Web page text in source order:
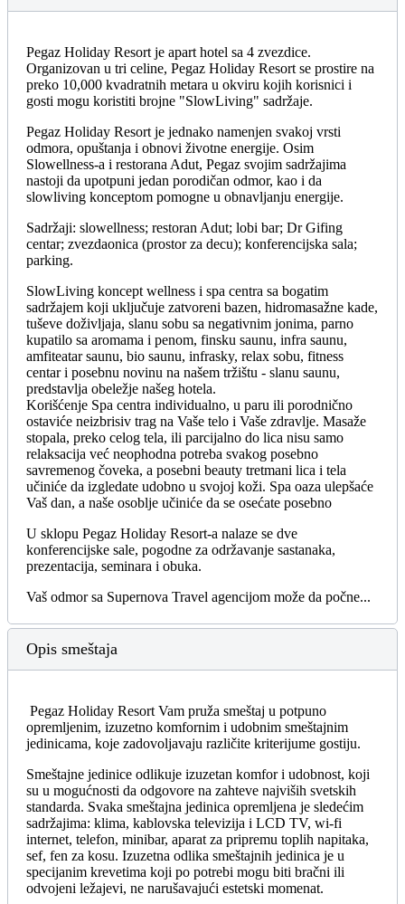
Pegaz Holiday Resort je apart hotel sa 4 zvezdice.
Organizovan u tri celine, Pegaz Holiday Resort se prostire na
preko 10,000 kvadratnih metara u okviru kojih korisnici i
gosti mogu koristiti brojne "SlowLiving" sadržaje.
Pegaz Holiday Resort je jednako namenjen svakoj vrsti
odmora, opuštanja i obnovi životne energije. Osim
Slowellness-a i restorana Adut, Pegaz svojim sadržajima
nastoji da upotpuni jedan porodičan odmor, kao i da
slowliving konceptom pomogne u obnavljanju energije.
Sadržaji: slowellness; restoran Adut; lobi bar; Dr Gifing
centar; zvezdaonica (prostor za decu); konferencijska sala;
parking.
SlowLiving koncept wellness i spa centra sa bogatim
sadržajem koji uključuje zatvoreni bazen, hidromasažne kade,
tuševe doživljaja, slanu sobu sa negativnim jonima, parno
kupatilo sa aromama i penom, finsku saunu, infra saunu,
amfiteatar saunu, bio saunu, infrasky, relax sobu, fitness
centar i posebnu novinu na našem tržištu - slanu saunu,
predstavlja obeležje našeg hotela.
Korišćenje Spa centra individualno, u paru ili porodnično
ostaviće neizbrisiv trag na Vaše telo i Vaše zdravlje. Masaže
stopala, preko celog tela, ili parcijalno do lica nisu samo
relaksacija već neophodna potreba svakog posebno
savremenog čoveka, a posebni beauty tretmani lica i tela
učiniće da izgledate udobno u svojoj koži. Spa oaza ulepšaće
Vaš dan, a naše osoblje učiniće da se osećate posebno
U sklopu Pegaz Holiday Resort-a nalaze se dve
konferencijske sale, pogodne za održavanje sastanaka,
prezentacija, seminara i obuka.
Vaš odmor sa Supernova Travel agencijom može da počne...
Opis smeštaja
Pegaz Holiday Resort Vam pruža smeštaj u potpuno
opremljenim, izuzetno komfornim i udobnim smeštajnim
jedinicama, koje zadovoljavaju različite kriterijume gostiju.
Smeštajne jedinice odlikuje izuzetan komfor i udobnost, koji
su u mogućnosti da odgovore na zahteve najviših svetskih
standarda. Svaka smeštajna jedinica opremljena je sledećim
sadržajima: klima, kablovska televizija i LCD TV, wi-fi
internet, telefon, minibar, aparat za pripremu toplih napitaka,
sef, fen za kosu. Izuzetna odlika smeštajnih jedinica je u
specijanim krevetima koji po potrebi mogu biti bračni ili
odvojeni ležajevi, ne narušavajući estetski momenat.